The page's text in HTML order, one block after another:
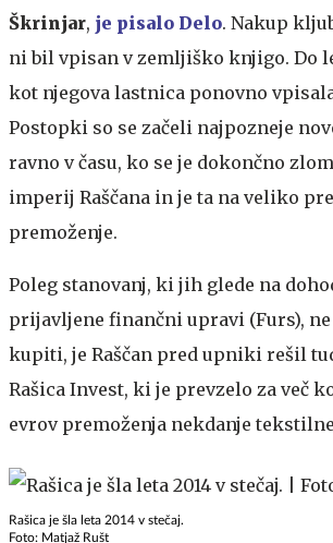
Škrinjar, je pisalo Delo. Nakup
ni bil vpisan v zemljiško knjigo. Do
kot njegova lastnica ponovno
Postopki so se začeli najpozneje
ravno v času, ko se je dokončno
imperij Raščana in je ta na veliko
premoženje.
Poleg stanovanj, ki jih glede na
prijavljene finančni upravi (Furs),
kupiti, je Raščan pred upniki rešil
Rašica Invest, ki je prevzelo za več
evrov premoženja nekdanje
Rašica je šla leta 2014 v stečaj.
Foto: Matjaž Rušt